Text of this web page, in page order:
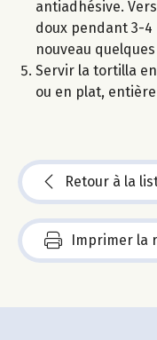
antiadhésive.
doux pendant 3-
nouveau
Servir la tortilla
ou en plat,
Retour à la
Imprimer la